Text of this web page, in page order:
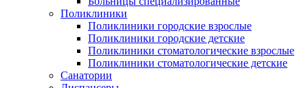
Поликлиники
Поликлиники городские взрослые
Поликлиники городские детские
Поликлиники стоматологические взрослые
Поликлиники стоматологические детские
Санатории